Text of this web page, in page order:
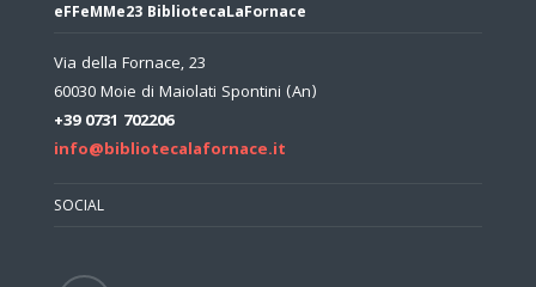
eFFeMMe23 BibliotecaLaFornace
Via della Fornace, 23
60030 Moie di Maiolati Spontini (An)
+39 0731 702206
info@bibliotecalafornace.it
SOCIAL